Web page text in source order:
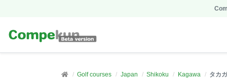
Golf courses Japan Shikoku Kagawa タカ